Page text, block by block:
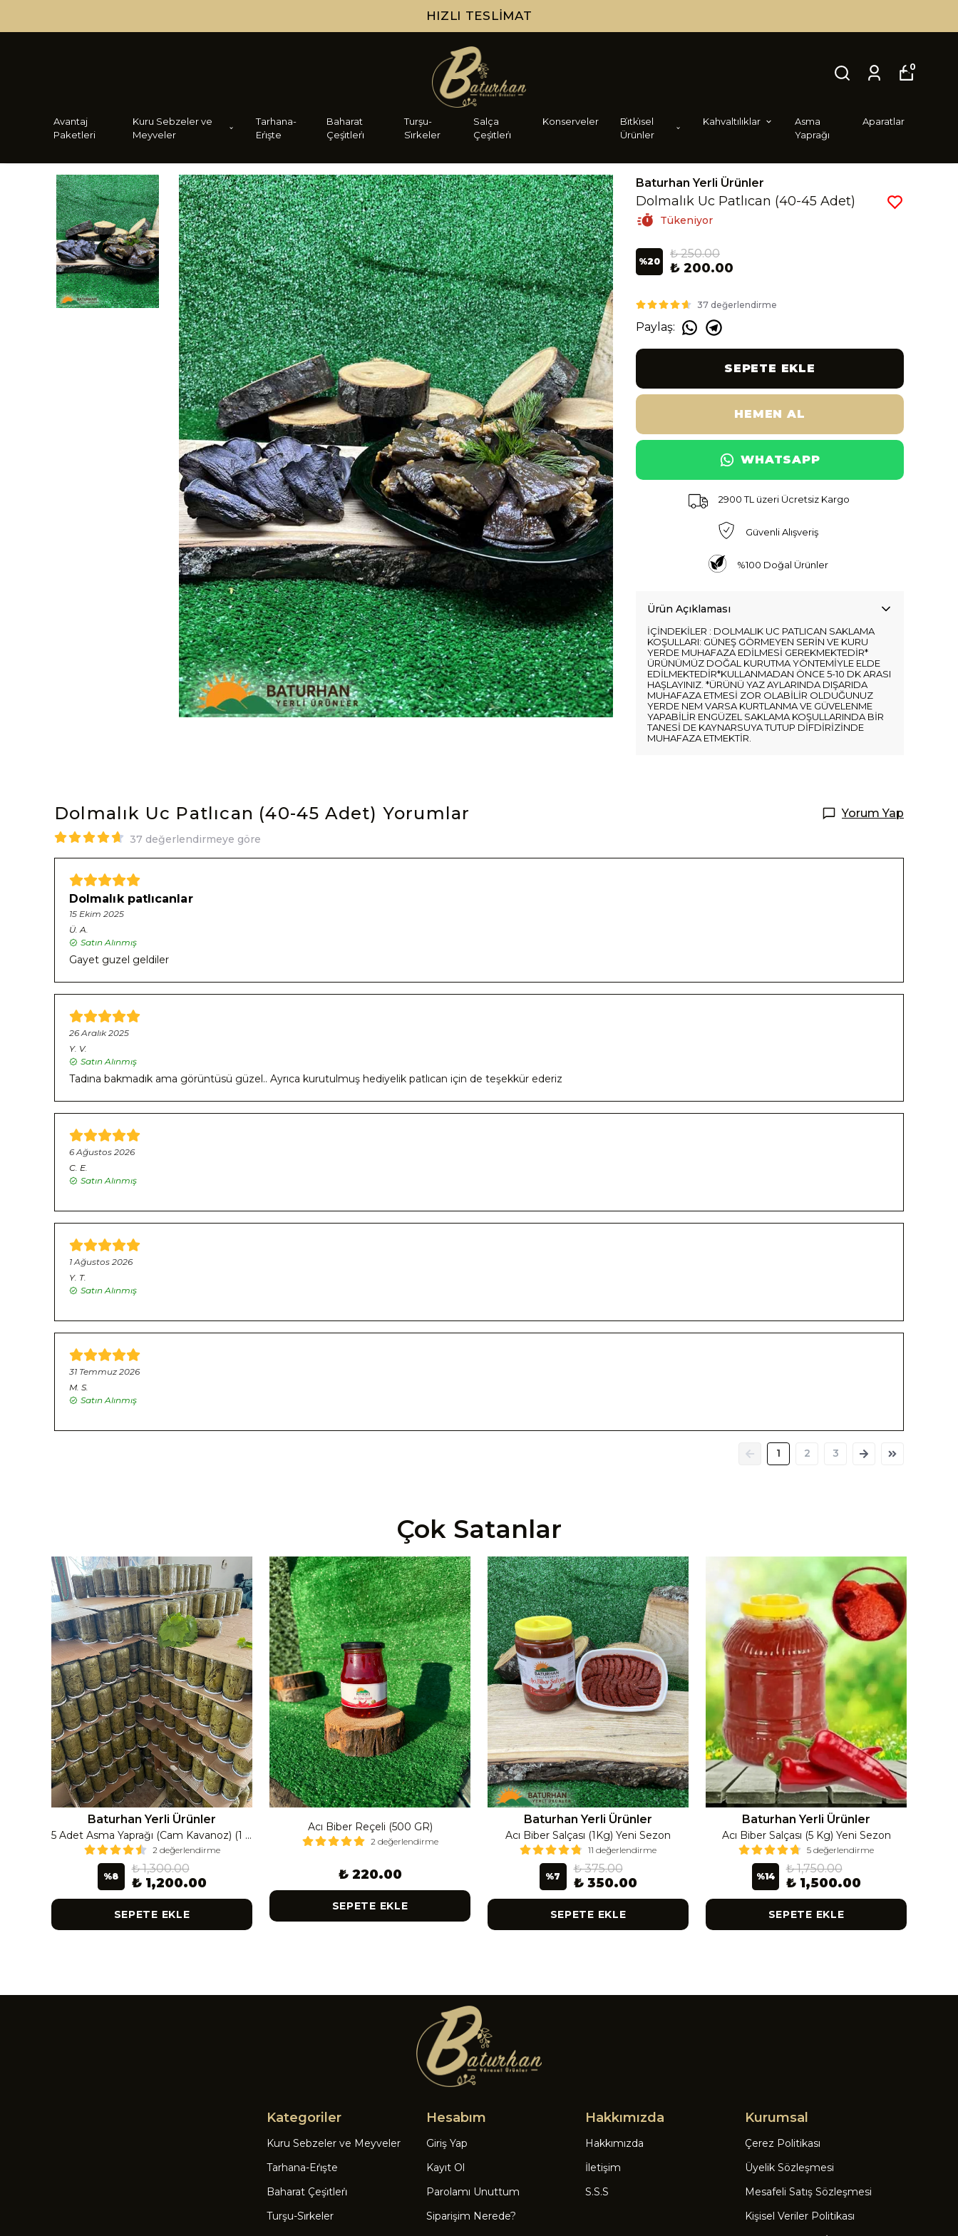
HIZLI TESLIMAT
Avantaj
Paketleri
Kuru Sebzeler ve
Meyveler
Tarhana-
Eri̇şte
Baharat
Çeşi̇tleri̇
Turşu-
Si̇rkeler
Salça
Çeşi̇tleri̇
Konserveler
Bi̇tki̇sel
Ürünler
Kahvaltılıklar
Asma
Yaprağı
Aparatlar
0
Baturhan Yerli Ürünler
Dolmalık Uc Patlıcan (40-45 Adet)
Tükeniyor
%20
₺ 250.00
₺ 200.00
37 değerlendirme
Paylaş:
SEPETE EKLE
HEMEN AL
WHATSAPP
2900 TL üzeri Ücretsiz Kargo
Güvenli Alışveriş
%100 Doğal Ürünler
Ürün Açıklaması
İÇİNDEKİLER : DOLMALIK UC PATLICAN SAKLAMA
KOŞULLARI: GÜNEŞ GÖRMEYEN SERİN VE KURU
YERDE MUHAFAZA EDİLMESİ GEREKMEKTEDİR*
ÜRÜNÜMÜZ DOĞAL KURUTMA YÖNTEMİYLE ELDE
EDİLMEKTEDİR*KULLANMADAN ÖNCE 5-10 DK ARASI
HAŞLAYINIZ. *ÜRÜNÜ YAZ AYLARINDA DIŞARIDA
MUHAFAZA ETMESİ ZOR OLABİLİR OLDUĞUNUZ
YERDE NEM VARSA KURTLANMA VE GÜVELENME
YAPABİLİR ENGÜZEL SAKLAMA KOŞULLARINDA BİR
TANESİ DE KAYNARSUYA TUTUP DİFDİRİZİNDE
MUHAFAZA ETMEKTİR.
Dolmalık Uc Patlıcan (40-45 Adet) Yorumlar Yorum Yap
37 değerlendirmeye göre
Dolmalık patlıcanlar
15 Ekim 2025
Ü. A.
Satın Alınmış
Gayet guzel geldiler
26 Aralık 2025
Y. V.
Satın Alınmış
Tadına bakmadık ama görüntüsü güzel.. Ayrıca kurutulmuş hediyelik patlıcan için de teşekkür ederiz
6 Ağustos 2026
C. E.
Satın Alınmış
1 Ağustos 2026
Y. T.
Satın Alınmış
31 Temmuz 2026
M. S.
Satın Alınmış
1 2 3
Çok Satanlar
Baturhan Yerli Ürünler
5 Adet Asma Yaprağı (Cam Kavanoz) (1 Lt Cam Kavanoz 350-400 Gr) 350 G
2 değerlendirme
%8
₺ 1,300.00
₺ 1,200.00
SEPETE EKLE
Acı Biber Reçeli (500 GR)
2 değerlendirme
₺ 220.00
SEPETE EKLE
Baturhan Yerli Ürünler
Acı Biber Salçası (1Kg) Yeni Sezon
11 değerlendirme
%7
₺ 375.00
₺ 350.00
SEPETE EKLE
Baturhan Yerli Ürünler
Acı Biber Salçası (5 Kg) Yeni Sezon
5 değerlendirme
%14
₺ 1,750.00
₺ 1,500.00
SEPETE EKLE
Kategoriler
Kuru Sebzeler ve Meyveler
Tarhana-Eri̇şte
Baharat Çeşi̇tleri̇
Turşu-Si̇rkeler
Hesabım
Giriş Yap
Kayıt Ol
Parolamı Unuttum
Siparişim Nerede?
Hakkımızda
Hakkımızda
İletişim
S.S.S
Kurumsal
Çerez Politikası
Üyelik Sözleşmesi
Mesafeli Satış Sözleşmesi
Kişisel Veriler Politikası